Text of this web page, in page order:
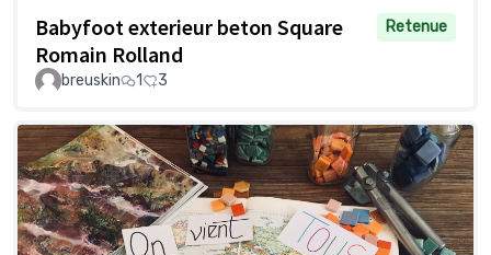
Babyfoot exterieur beton Square
Romain Rolland
Retenue
breuskin 1 3